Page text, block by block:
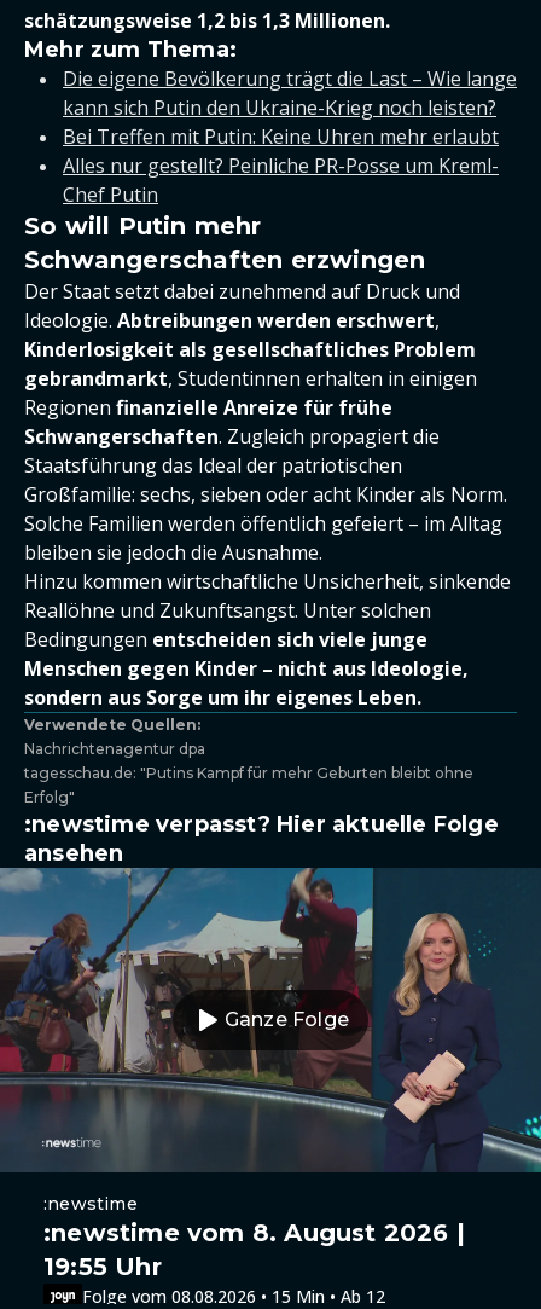
schätzungsweise 1,2 bis 1,3 Millionen.
Mehr zum Thema:
Die eigene Bevölkerung trägt die Last – Wie lange
kann sich Putin den Ukraine-Krieg noch leisten?
Bei Treffen mit Putin: Keine Uhren mehr erlaubt
Alles nur gestellt? Peinliche PR-Posse um Kreml-
Chef Putin
So will Putin mehr
Schwangerschaften erzwingen
Der Staat setzt dabei zunehmend auf Druck und
Ideologie. Abtreibungen werden erschwert,
Kinderlosigkeit als gesellschaftliches Problem
gebrandmarkt, Studentinnen erhalten in einigen
Regionen finanzielle Anreize für frühe
Schwangerschaften. Zugleich propagiert die
Staatsführung das Ideal der patriotischen
Großfamilie: sechs, sieben oder acht Kinder als Norm.
Solche Familien werden öffentlich gefeiert – im Alltag
bleiben sie jedoch die Ausnahme.
Hinzu kommen wirtschaftliche Unsicherheit, sinkende
Reallöhne und Zukunftsangst. Unter solchen
Bedingungen entscheiden sich viele junge
Menschen gegen Kinder – nicht aus Ideologie,
sondern aus Sorge um ihr eigenes Leben.
Verwendete Quellen:
Nachrichtenagentur dpa
tagesschau.de: "Putins Kampf für mehr Geburten bleibt ohne
Erfolg"
:newstime verpasst? Hier aktuelle Folge
ansehen
Ganze Folge
:newstime
:newstime vom 8. August 2026 |
19:55 Uhr
Folge vom 08.08.2026 • 15 Min • Ab 12